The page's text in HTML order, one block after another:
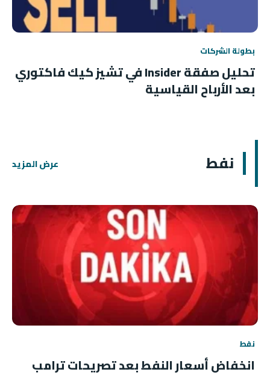
بطولة الشركات
تحليل صفقة Insider في تشيز كيك فاكتوري
بعد الأرباح القياسية
نفط عرض المزيد
نفط
انخفاض أسعار النفط بعد تصريحات ترامب